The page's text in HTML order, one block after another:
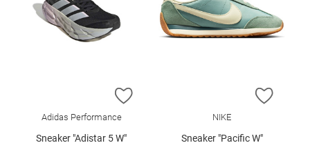
ZUR WUNSCHLISTE HINZUFÜGEN
Adidas Performance
Sneaker "Adistar 5 W"
ZUR
NIKE
Sneaker "Pacific W"